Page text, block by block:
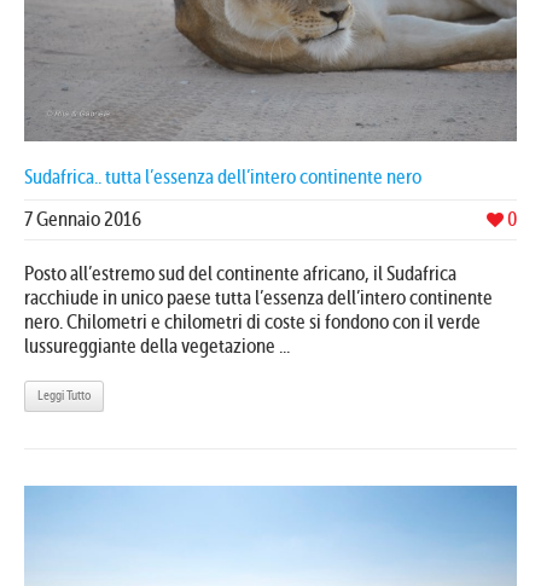
Sudafrica.. tutta l’essenza dell’intero continente nero
0
7 Gennaio 2016
Posto all’estremo sud del continente africano, il Sudafrica
racchiude in unico paese tutta l’essenza dell’intero continente
nero. Chilometri e chilometri di coste si fondono con il verde
lussureggiante della vegetazione ...
Leggi Tutto